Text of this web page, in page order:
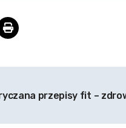
przepisy fit –